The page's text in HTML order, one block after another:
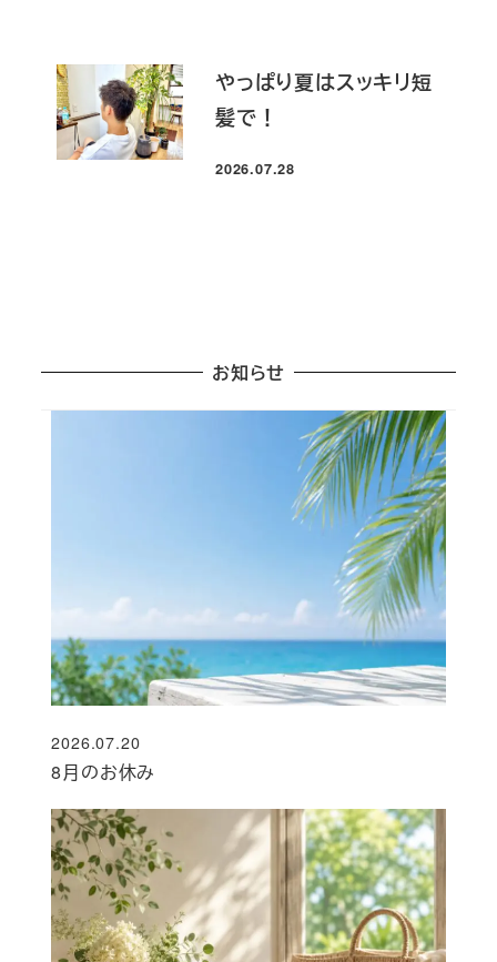
やっぱり夏はスッキリ短
髪で！
投稿日
2026.07.28
お知らせ
8月のお休み
投稿日
2026.07.20